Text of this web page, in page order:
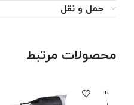
حمل و نقل
محصولات مرتبط
ناموجود